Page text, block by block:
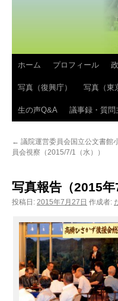
コ
ン
テ
ツ
ス
キ
プ
ホーム プロフィール
写真（復興庁） 写真（東
生の声Q&A 議事録・質問
← 議院運営委員会国立公文書館
員会視察（2015/7/1（水））
写真報告（2015年
投稿日: 2015年7月27日 作成者: